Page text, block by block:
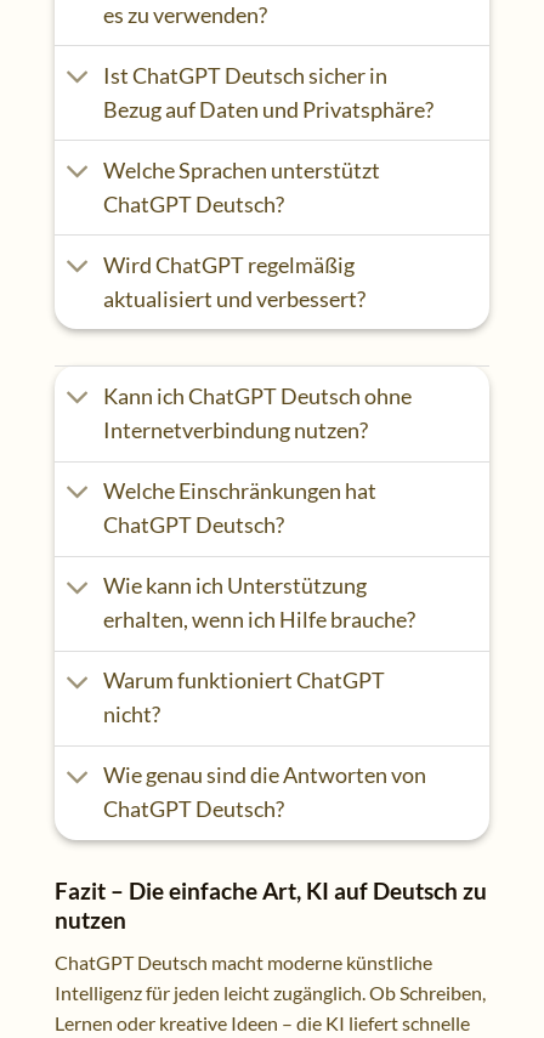
es zu verwenden?
Ist ChatGPT Deutsch sicher in
Bezug auf Daten und Privatsphäre?
Welche Sprachen unterstützt
ChatGPT Deutsch?
Wird ChatGPT regelmäßig
aktualisiert und verbessert?
Kann ich ChatGPT Deutsch ohne
Internetverbindung nutzen?
Welche Einschränkungen hat
ChatGPT Deutsch?
Wie kann ich Unterstützung
erhalten, wenn ich Hilfe brauche?
Warum funktioniert ChatGPT
nicht?
Wie genau sind die Antworten von
ChatGPT Deutsch?
Fazit – Die einfache Art, KI auf Deutsch zu
nutzen
ChatGPT Deutsch macht moderne künstliche
Intelligenz für jeden leicht zugänglich. Ob Schreiben,
Lernen oder kreative Ideen – die KI liefert schnelle